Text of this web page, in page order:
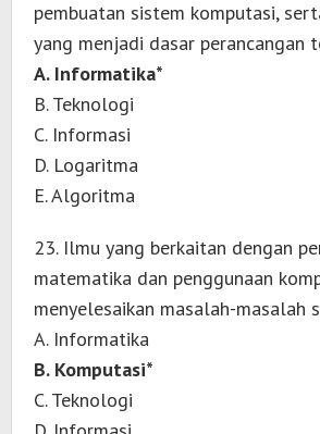
pembuatan sistem komputasi,
yang menjadi dasar perancangan
A. Informatika*
B. Teknologi
C. Informasi
D. Logaritma
E. Algoritma
23. Ilmu yang berkaitan dengan
matematika dan penggunaan
menyelesaikan masalah-masalah
A. Informatika
B. Komputasi*
C. Teknologi